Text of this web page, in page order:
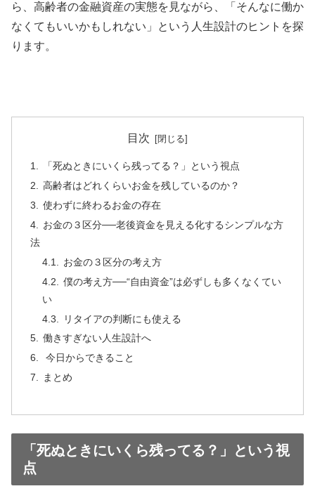
ら、高齢者の金融資産の実態を見ながら、「そんなに働か
なくてもいいかもしれない」という人生設計のヒントを探
ります。
目次
「死ぬときにいくら残ってる？」という視点
高齢者はどれくらいお金を残しているのか？
使わずに終わるお金の存在
お金の３区分──老後資金を見える化するシンプルな方
法
お金の３区分の考え方
僕の考え方──“自由資金”は必ずしも多くなくてい
い
リタイアの判断にも使える
働きすぎない人生設計へ
今日からできること
まとめ
「死ぬときにいくら残ってる？」という視
点